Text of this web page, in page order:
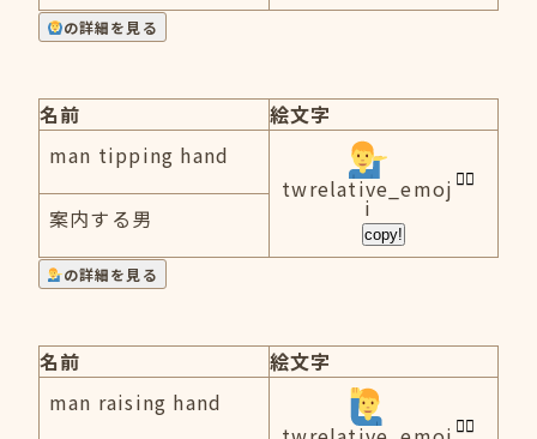
の詳細を見る
名前
絵文字
man tipping hand
twrelative_emoj
i
copy!
案内する男
の詳細を見る
名前
絵文字
man raising hand